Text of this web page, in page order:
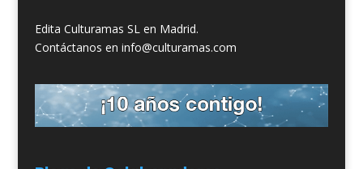
Edita Culturamas SL en Madrid.
Contáctanos en info@culturamas.com